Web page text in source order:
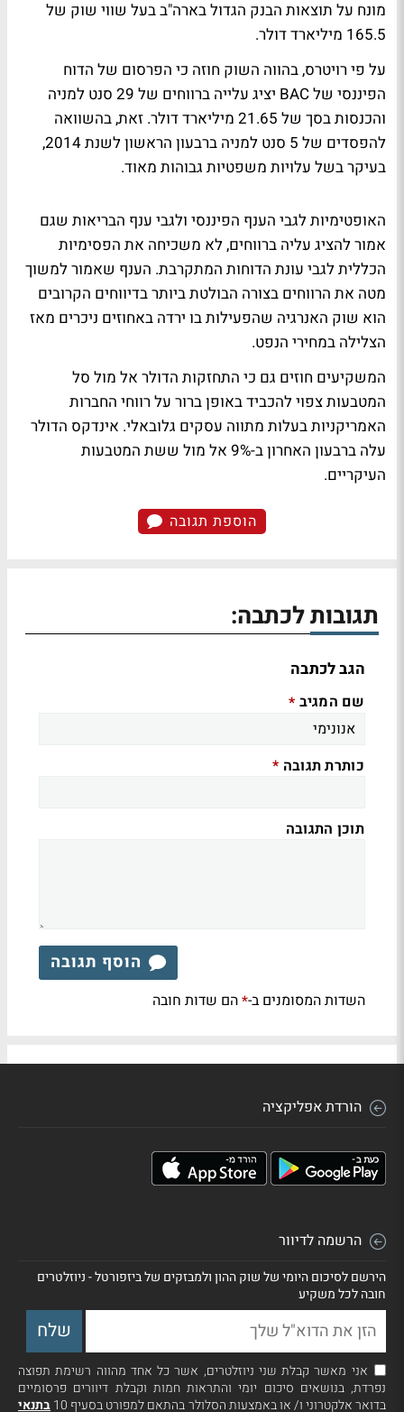
מונח על תוצאות הבנק הגדול בארה"ב בעל שווי שוק של
165.5 מיליארד דולר.
על פי רויטרס, בהווה השוק חוזה כי הפרסום של הדוח
הפיננסי של BAC יציג עלייה ברווחים של 29 סנט למניה
והכנסות בסך של 21.65 מיליארד דולר. זאת, בהשוואה
להפסדים של 5 סנט למניה ברבעון הראשון לשנת 2014,
בעיקר בשל עלויות משפטיות גבוהות מאוד.
האופטימיות לגבי הענף הפיננסי ולגבי ענף הבריאות שגם
אמור להציג עליה ברווחים, לא משכיחה את הפסימיות
הכללית לגבי עונת הדוחות המתקרבת. הענף שאמור למשוך
מטה את הרווחים בצורה הבולטת ביותר בדיווחים הקרובים
הוא שוק האנרגיה שהפעילות בו ירדה באחוזים ניכרים מאז
הצלילה במחירי הנפט.
המשקיעים חוזים גם כי התחזקות הדולר אל מול סל
המטבעות צפוי להכביד באופן ברור על רווחי החברות
האמריקניות בעלות מתווה עסקים גלובאלי. אינדקס הדולר
עלה ברבעון האחרון ב-9% אל מול ששת המטבעות
העיקריים.
הוספת תגובה
תגובות לכתבה:
הגב לכתבה
שם המגיב *
כותרת תגובה *
תוכן התגובה
הוסף תגובה
השדות המסומנים ב-*הם שדות חובה
הורדת אפליקציה
הרשמה לדיוור
הירשם לסיכום היומי של שוק ההון ולמבזקים של ביזפורטל - ניוזלטרים
חובה לכל משקיע
אני מאשר קבלת שני ניוזלטרים, אשר כל אחד מהווה רשימת תפוצה
נפרדת, בנושאים סיכום יומי והתראות חמות וקבלת דיוורים פרסומיים
בדואר אלקטרוני ו/ או באמצעות הסלולר בהתאם למפורט בסעיף 10
בתנאי